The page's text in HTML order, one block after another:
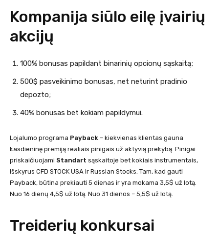
Kompanija siūlo eilę įvairių
akcijų
100% bonusas papildant binarinių opcionų sąskaitą;
500$ pasveikinimo bonusas, net neturint pradinio
depozto;
40% bonusas bet kokiam papildymui.
Lojalumo programa Payback – kiekvienas klientas gauna
kasdieninę premiją realiais pinigais už aktyvią prekybą. Pinigai
priskaičiuojami Standart sąskaitoje bet kokiais instrumentais,
išskyrus CFD STOCK USA ir Russian Stocks. Tam, kad gauti
Payback, būtina prekiauti 5 dienas ir yra mokama 3,5$ už lotą.
Nuo 16 dienų 4,5$ už lotą. Nuo 31 dienos – 5,5$ už lotą.
Treiderių konkursai